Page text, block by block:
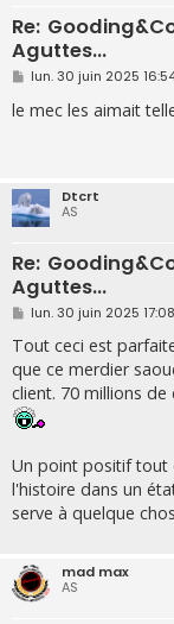
Re:
Aguttes...
M
s
s
lun. 30 juin 2025
le mec les aimait
Dtcrt
AS
Re:
Aguttes...
M
s
s
a
g
e
lun. 30 juin 2025 17:08
Tout ceci est
que ce merdier
client. 70 millions
Un point positif tout
l'histoire dans un
serve à quelque
mad max
AS